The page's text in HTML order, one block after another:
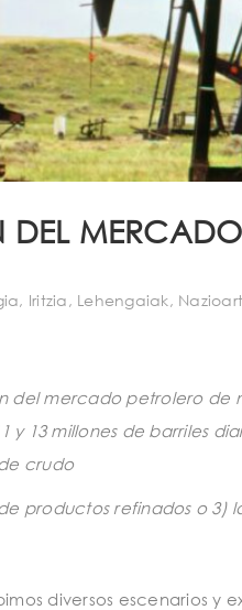
DEL
, Iritzia , Lehengaiak,
del mercado petrolero de
y 13 millones de barriles
crudo
productos refinados o 3)
diversos escenarios